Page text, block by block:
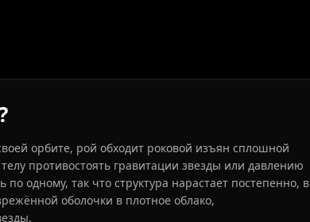
орбите, рой обходит роковой изъян сплошной
противостоять гравитации звезды или давлению
одному, так что структура нарастает постепенно, в
оболочки в плотное облако,